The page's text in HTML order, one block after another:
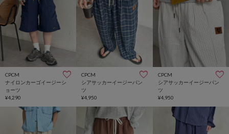
CPCM
ナイロンカーゴイージーシ
ョーツ
¥4,290
CPCM
シアサッカーイージーパン
ツ
¥4,950
CPCM
シアサッカーイージーパン
ツ
¥4,950